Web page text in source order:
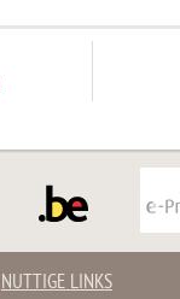
NUTTIGE LINKS